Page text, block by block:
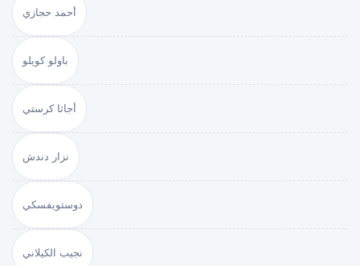
أحمد حجازي
باولو كويلو
أجاثا كرستي
نزار دندش
دوستويفسكي
نجيب الكيلاني